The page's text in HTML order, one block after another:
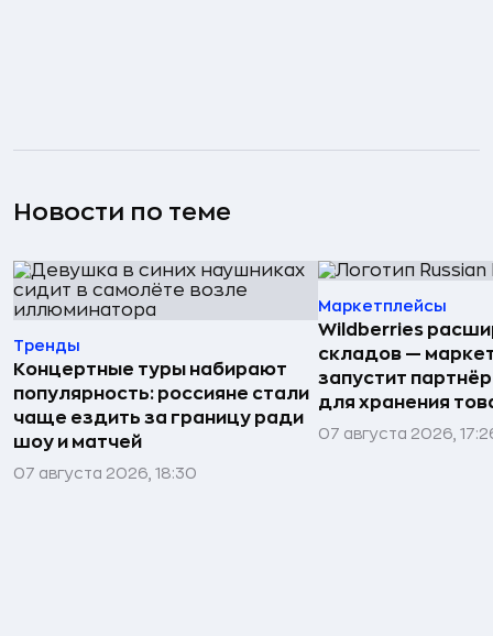
Новости по теме
Тренды
Концертные туры набирают
популярность: россияне стали
чаще ездить за границу ради
шоу и матчей
07 августа 2026, 18:30
Маркетплейсы
Wildberries
складов —
запустит
для хранения
07 августа 2026,